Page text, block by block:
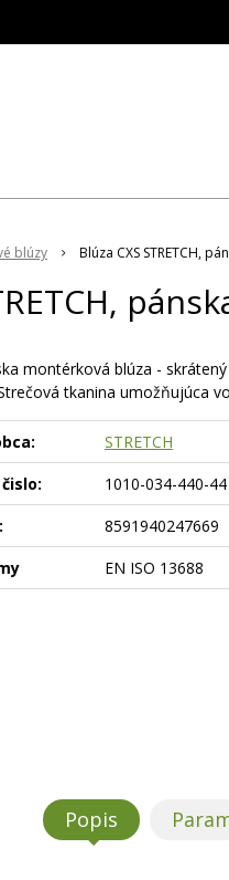
blúzy Blúza CXS STRETCH,
montérková blúza -
tkanina umožňujúca
STRETCH
1010-034-440-44
8591940247669
EN ISO 13688
Popis